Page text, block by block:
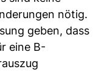
nötig.
geben, dass
eine B-